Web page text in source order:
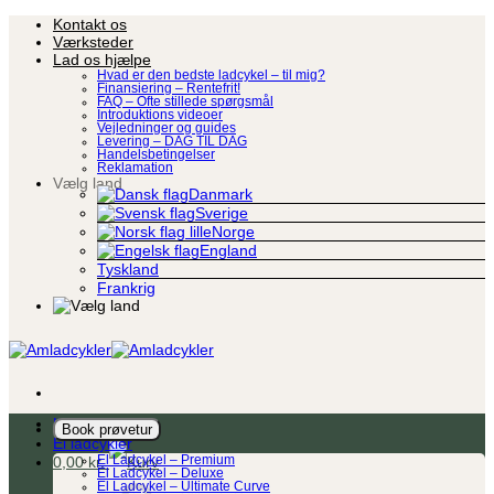
Fortsæt
indhold
Kontakt os
Værksteder
Lad os hjælpe
Hvad er den bedste ladcykel – til mig?
Finansiering – Rentefrit!
FAQ – Ofte stillede spørgsmål
Introduktions videoer
Vejledninger og guides
Levering – DAG TIL DAG
Handelsbetingelser
Reklamation
Vælg land
Danmark
Sverige
Norge
England
Tyskland
Frankrig
Book prøvetur
0,00kr.
Ladcykel
El ladcykler
El Ladcykel – Premium
El Ladcykel – Deluxe
El Ladcykel – Ultimate Curve